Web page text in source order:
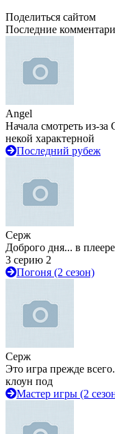
Поделиться сайтом
Последние
Angel
Начала смотреть из-
некой характерной
Последний рубеж
Серж
Доброго дня... в
3 серию 2
Погоня (2 сезон)
Серж
Это игра прежде
клоун под
Мастер игры (2